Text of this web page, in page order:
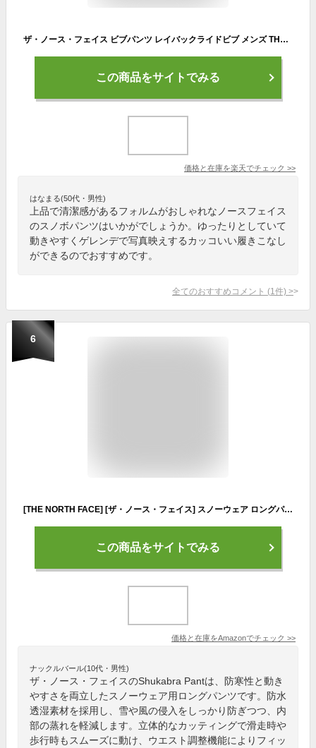
ザ・ノース・フェイス ビブパンツ レイバックライドビブ メンズ THE NORTH FACE NS62413 LAYBACK RIDE BIB ロングパンツ GORE-TEX ゴアテックス ワイドシルエット 中綿 スキー スノーボード アスファルトグレー キャバングレー ビンテージホワイト M / L / XL (241023)
この商品をサイトでみる
価格と在庫を楽天でチェック >>
はなまる(50代・男性)
上品で清潔感があるフォルムがおしゃれなノースフェイス
のスノボパンツはいかがでしょうか。ゆったりとしていて
動きやすくゲレンデで写真映えするカッコいい履きこなし
ができるのでおすすめです。
全てのおすすめコメント (1 件) >
6
[THE NORTH FACE] [ザ・ノース・フェイス] スノーウェア ロングパンツ Shukabra Pant ブラック XXL
この商品をサイトでみる
価格と在庫をAmazonでチェック >>
ナックルバール(10代・男性)
ザ・ノース・フェイスのShukabra Pantは、防寒性と動き
やすさを両立したスノーウェア用ロングパンツです。防水
透湿素材を採用し、雪や風の侵入をしっかり防ぎつつ、内
部の蒸れを軽減します。立体的なカッティングで滑走時や
歩行時もスムーズに動け、ウエスト調整機能によりフィッ